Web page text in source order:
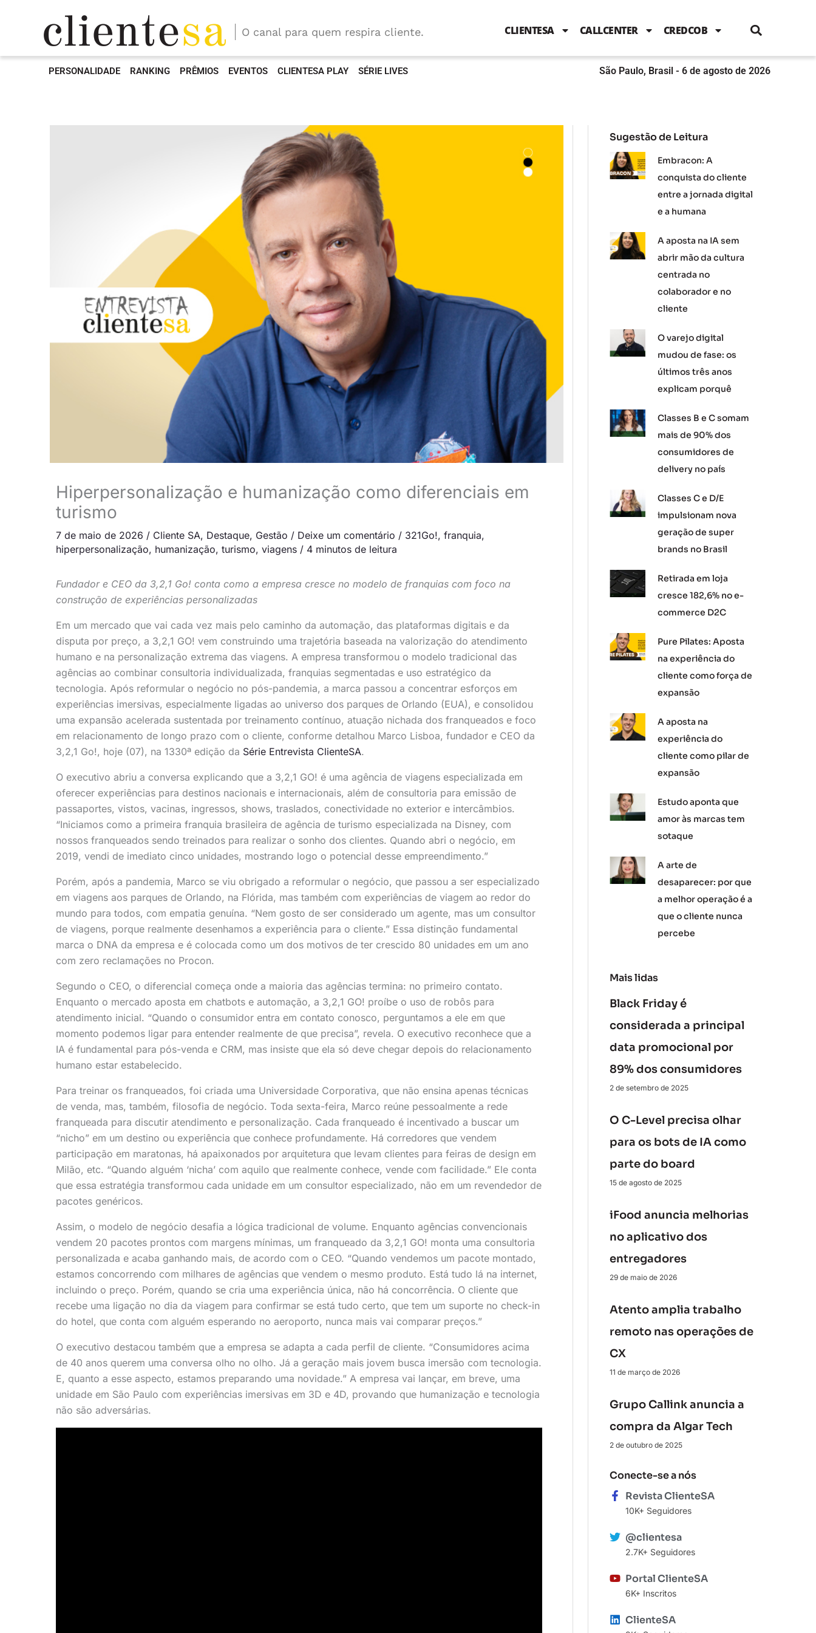
b
o
k
t
e
b
n
g
a
m
O canal para quem respira cliente. CLIENTESA CALLCENTER CREDCOB
PERSONALIDADE RANKING PRÊMIOS EVENTOS CLIENTESA PLAY SÉRIE LIVES São Paulo, Brasil - 6 de agosto de 2026
Hiperpersonalização e humanização como diferenciais em
turismo
7 de maio de 2026 / Cliente SA, Destaque, Gestão / Deixe um comentário / 321Go!, franquia,
hiperpersonalização, humanização, turismo, viagens / 4 minutos de leitura
Fundador e CEO da 3,2,1 Go! conta como a empresa cresce no modelo de franquias com foco na
construção de experiências personalizadas
Em um mercado que vai cada vez mais pelo caminho da automação, das plataformas digitais e da
disputa por preço, a 3,2,1 GO! vem construindo uma trajetória baseada na valorização do atendimento
humano e na personalização extrema das viagens. A empresa transformou o modelo tradicional das
agências ao combinar consultoria individualizada, franquias segmentadas e uso estratégico da
tecnologia. Após reformular o negócio no pós-pandemia, a marca passou a concentrar esforços em
experiências imersivas, especialmente ligadas ao universo dos parques de Orlando (EUA), e consolidou
uma expansão acelerada sustentada por treinamento contínuo, atuação nichada dos franqueados e foco
em relacionamento de longo prazo com o cliente, conforme detalhou Marco Lisboa, fundador e CEO da
3,2,1 Go!, hoje (07), na 1330ª edição da Série Entrevista ClienteSA.
O executivo abriu a conversa explicando que a 3,2,1 GO! é uma agência de viagens especializada em
oferecer experiências para destinos nacionais e internacionais, além de consultoria para emissão de
passaportes, vistos, vacinas, ingressos, shows, traslados, conectividade no exterior e intercâmbios.
“Iniciamos como a primeira franquia brasileira de agência de turismo especializada na Disney, com
nossos franqueados sendo treinados para realizar o sonho dos clientes. Quando abri o negócio, em
2019, vendi de imediato cinco unidades, mostrando logo o potencial desse empreendimento.”
Porém, após a pandemia, Marco se viu obrigado a reformular o negócio, que passou a ser especializado
em viagens aos parques de Orlando, na Flórida, mas também com experiências de viagem ao redor do
mundo para todos, com empatia genuína. “Nem gosto de ser considerado um agente, mas um consultor
de viagens, porque realmente desenhamos a experiência para o cliente.” Essa distinção fundamental
marca o DNA da empresa e é colocada como um dos motivos de ter crescido 80 unidades em um ano
com zero reclamações no Procon.
Segundo o CEO, o diferencial começa onde a maioria das agências termina: no primeiro contato.
Enquanto o mercado aposta em chatbots e automação, a 3,2,1 GO! proíbe o uso de robôs para
atendimento inicial. “Quando o consumidor entra em contato conosco, perguntamos a ele em que
momento podemos ligar para entender realmente de que precisa”, revela. O executivo reconhece que a
IA é fundamental para pós-venda e CRM, mas insiste que ela só deve chegar depois do relacionamento
humano estar estabelecido.
Para treinar os franqueados, foi criada uma Universidade Corporativa, que não ensina apenas técnicas
de venda, mas, também, filosofia de negócio. Toda sexta-feira, Marco reúne pessoalmente a rede
franqueada para discutir atendimento e personalização. Cada franqueado é incentivado a buscar um
“nicho” em um destino ou experiência que conhece profundamente. Há corredores que vendem
participação em maratonas, há apaixonados por arquitetura que levam clientes para feiras de design em
Milão, etc. “Quando alguém ‘nicha’ com aquilo que realmente conhece, vende com facilidade.” Ele conta
que essa estratégia transformou cada unidade em um consultor especializado, não em um revendedor de
pacotes genéricos.
Assim, o modelo de negócio desafia a lógica tradicional de volume. Enquanto agências convencionais
vendem 20 pacotes prontos com margens mínimas, um franqueado da 3,2,1 GO! monta uma consultoria
personalizada e acaba ganhando mais, de acordo com o CEO. “Quando vendemos um pacote montado,
estamos concorrendo com milhares de agências que vendem o mesmo produto. Está tudo lá na internet,
incluindo o preço. Porém, quando se cria uma experiência única, não há concorrência. O cliente que
recebe uma ligação no dia da viagem para confirmar se está tudo certo, que tem um suporte no check-in
do hotel, que conta com alguém esperando no aeroporto, nunca mais vai comparar preços.”
O executivo destacou também que a empresa se adapta a cada perfil de cliente. “Consumidores acima
de 40 anos querem uma conversa olho no olho. Já a geração mais jovem busca imersão com tecnologia.
E, quanto a esse aspecto, estamos preparando uma novidade.” A empresa vai lançar, em breve, uma
unidade em São Paulo com experiências imersivas em 3D e 4D, provando que humanização e tecnologia
não são adversárias.
Sugestão de Leitura
Embracon: A
conquista do cliente
entre a jornada digital
e a humana
A aposta na IA sem
abrir mão da cultura
centrada no
colaborador e no
cliente
O varejo digital
mudou de fase: os
últimos três anos
explicam porquê
Classes B e C somam
mais de 90% dos
consumidores de
delivery no país
Classes C e D/E
impulsionam nova
geração de super
brands no Brasil
Retirada em loja
cresce 182,6% no e-
commerce D2C
Pure Pilates: Aposta
na experiência do
cliente como força de
expansão
A aposta na
experiência do
cliente como pilar de
expansão
Estudo aponta que
amor às marcas tem
sotaque
A arte de
desaparecer: por que
a melhor operação é a
que o cliente nunca
percebe
Mais lidas
Black Friday é
considerada a principal
data promocional por
89% dos consumidores
2 de setembro de 2025
O C-Level precisa olhar
para os bots de IA como
parte do board
15 de agosto de 2025
iFood anuncia melhorias
no aplicativo dos
entregadores
29 de maio de 2026
Atento amplia trabalho
remoto nas operações de
CX
11 de março de 2026
Grupo Callink anuncia a
compra da Algar Tech
2 de outubro de 2025
Conecte-se a nós
Revista ClienteSA
10K+ Seguidores
@clientesa
2.7K+ Seguidores
Portal ClienteSA
6K+ Inscritos
ClienteSA